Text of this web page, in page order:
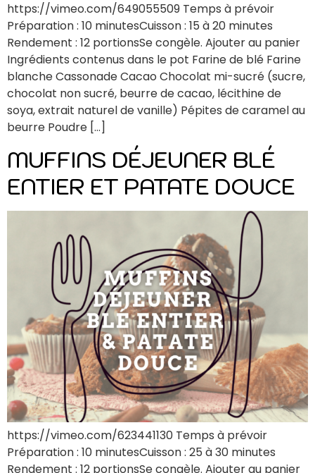
https://vimeo.com/649055509 Temps à prévoir
Préparation : 10 minutesCuisson : 15 à 20 minutes
Rendement : 12 portionsSe congèle. Ajouter au panier
Ingrédients contenus dans le pot Farine de blé Farine
blanche Cassonade Cacao Chocolat mi-sucré (sucre,
chocolat non sucré, beurre de cacao, lécithine de
soya, extrait naturel de vanille) Pépites de caramel au
beurre Poudre […]
MUFFINS DÉJEUNER BLÉ
ENTIER ET PATATE DOUCE
https://vimeo.com/623441130 Temps à prévoir
Préparation : 10 minutesCuisson : 25 à 30 minutes
Rendement : 12 portionsSe congèle. Ajouter au panier